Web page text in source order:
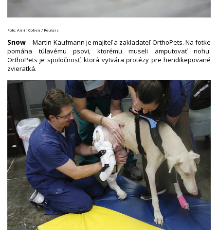
Foto: Amir Cohen / Reuters
Snow– Martin Kaufmann je majiteľ a zakladateľ OrthoPets. Na fotke
pomáha túlavému psovi, ktorému museli amputovať nohu.
OrthoPets je spoločnosť, ktorá vytvára protézy pre hendikepované
zvieratká.